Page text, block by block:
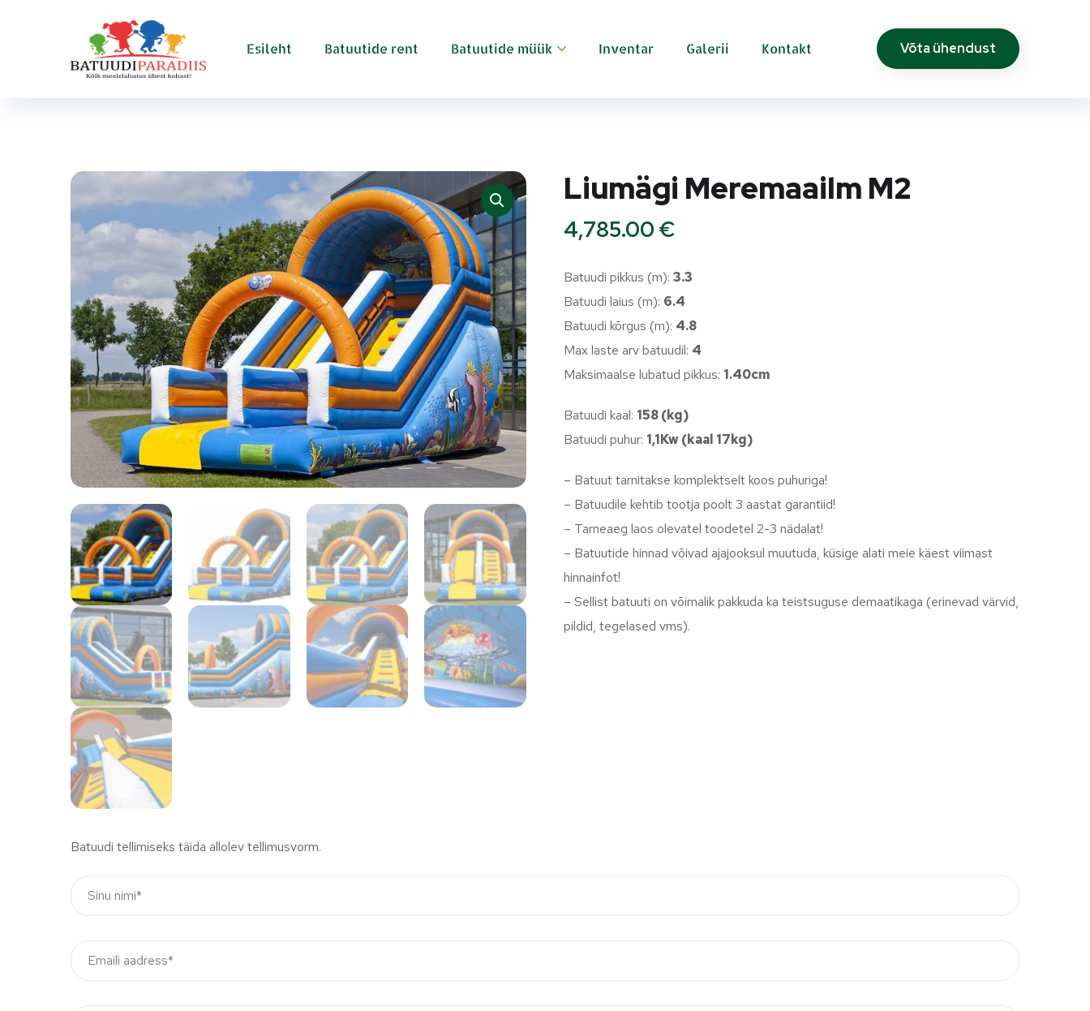
Esileht Batuutide rent Batuutide müük Inventar Galerii Kontakt Võta ühendust
Liumägi Meremaailm M2
4,785.00 €
Batuudi pikkus (m):3.3
Batuudi laius (m): 6.4
Batuudi kõrgus (m): 4.8
Max laste arv batuudil: 4
Maksimaalse lubatud pikkus: 1.40cm
Batuudi kaal: 158 (kg)
Batuudi puhur: 1,1Kw (kaal 17kg)
– Batuut tarnitakse komplektselt koos puhuriga!
– Batuudile kehtib tootja poolt 3 aastat garantiid!
– Tarneaeg laos olevatel toodetel 2-3 nädalat!
– Batuutide hinnad võivad ajajooksul muutuda, küsige alati meie käest viimast
hinnainfot!
– Sellist batuuti on võimalik pakkuda ka teistsuguse demaatikaga (erinevad värvid,
pildid, tegelased vms).
Batuudi tellimiseks täida allolev tellimusvorm.